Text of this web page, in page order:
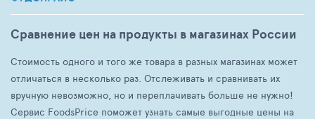
Сравнение цен на продукты в магазинах России
Стоимость одного и того же товара в разных магазинах может
отличаться в несколько раз. Отслеживать и сравнивать их
вручную невозможно, но и переплачивать больше не нужно!
Сервис FoodsPrice поможет узнать самые выгодные цены на